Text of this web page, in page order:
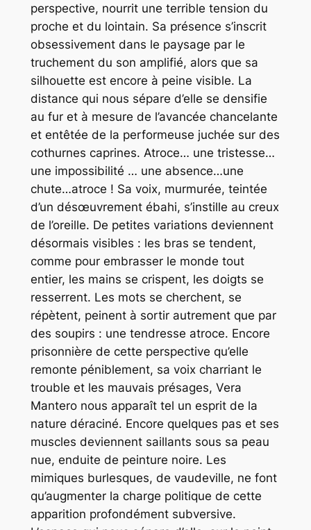
perspective, nourrit une terrible tension du
proche et du lointain. Sa présence s’inscrit
obsessivement dans le paysage par le
truchement du son amplifié, alors que sa
silhouette est encore à peine visible. La
distance qui nous sépare d’elle se densifie
au fur et à mesure de l’avancée chancelante
et entêtée de la performeuse juchée sur des
cothurnes caprines. Atroce… une tristesse…
une impossibilité … une absence…une
chute…atroce ! Sa voix, murmurée, teintée
d’un désœuvrement ébahi, s’instille au creux
de l’oreille. De petites variations deviennent
désormais visibles : les bras se tendent,
comme pour embrasser le monde tout
entier, les mains se crispent, les doigts se
resserrent. Les mots se cherchent, se
répètent, peinent à sortir autrement que par
des soupirs : une tendresse atroce. Encore
prisonnière de cette perspective qu’elle
remonte péniblement, sa voix charriant le
trouble et les mauvais présages, Vera
Mantero nous apparaît tel un esprit de la
nature déraciné. Encore quelques pas et ses
muscles deviennent saillants sous sa peau
nue, enduite de peinture noire. Les
mimiques burlesques, de vaudeville, ne font
qu’augmenter la charge politique de cette
apparition profondément subversive.